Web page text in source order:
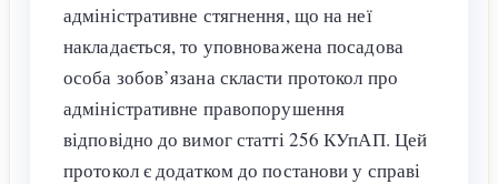
адміністративне стягнення, що на неї
накладається, то уповноважена посадова
особа зобов’язана скласти протокол про
адміністративне правопорушення
відповідно до вимог статті 256 КУпАП. Цей
протокол є додатком до постанови у справі